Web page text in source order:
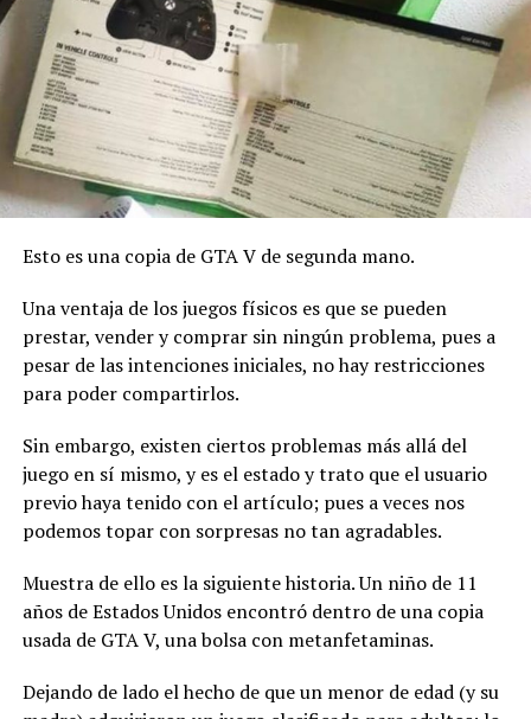
Esto es una copia de GTA V de segunda mano.
Una ventaja de los juegos físicos es que se pueden
prestar, vender y comprar sin ningún problema, pues a
pesar de las intenciones iniciales, no hay restricciones
para poder compartirlos.
Sin embargo, existen ciertos problemas más allá del
juego en sí mismo, y es el estado y trato que el usuario
previo haya tenido con el artículo; pues a veces nos
podemos topar con sorpresas no tan agradables.
Muestra de ello es la siguiente historia. Un niño de 11
años de Estados Unidos encontró dentro de una copia
usada de GTA V, una bolsa con metanfetaminas.
Dejando de lado el hecho de que un menor de edad (y su